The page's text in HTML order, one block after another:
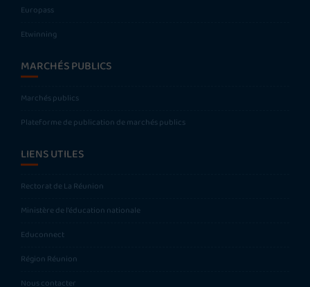
Europass
Etwinning
MARCHÉS PUBLICS
Marchés publics
Plateforme de publication de marchés publics
LIENS UTILES
Rectorat de La Réunion
Ministère de l’éducation nationale
Educonnect
Région Réunion
Nous contacter